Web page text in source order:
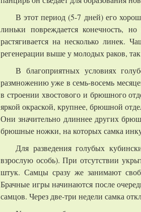
В этот период (5-7 дней) его
линьки повреждается конечность,
растягивается на несколько линек.
регенерации выше у молодых раков,
В благоприятных условиях
размножению уже в семь-восемь
в строении хвостового и брюшного
яркой окраской, крупнее, брюшной
Они значительно длиннее других
брюшные ножки, на которых самка
Для разведения голубых
взрослую особь). При отсутствии
штук. Самцы сразу же занимают
Брачные игры начинаются после
самцов. Через две-три недели самка